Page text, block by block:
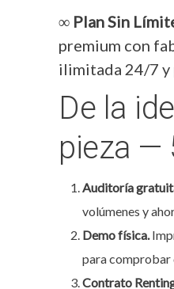
∞ Plan Sin
premium con
ilimitada 24/7 y
De la
pieza —
Auditoría
volúmenes y
Demo física.
para comprobar
Contrato